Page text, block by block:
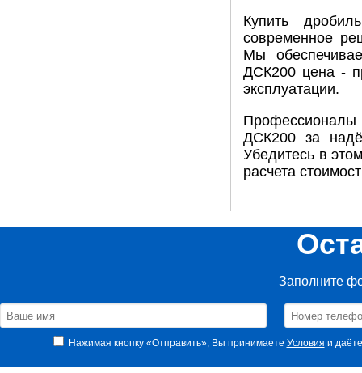
Купить
современное
Мы
ДСК200 цена -
эксплуатации.
Профессионалы
ДСК200 за
Убедитесь в
расчета
Заполните
Нажимая кнопку «Отправить», Вы принимаете Условия и